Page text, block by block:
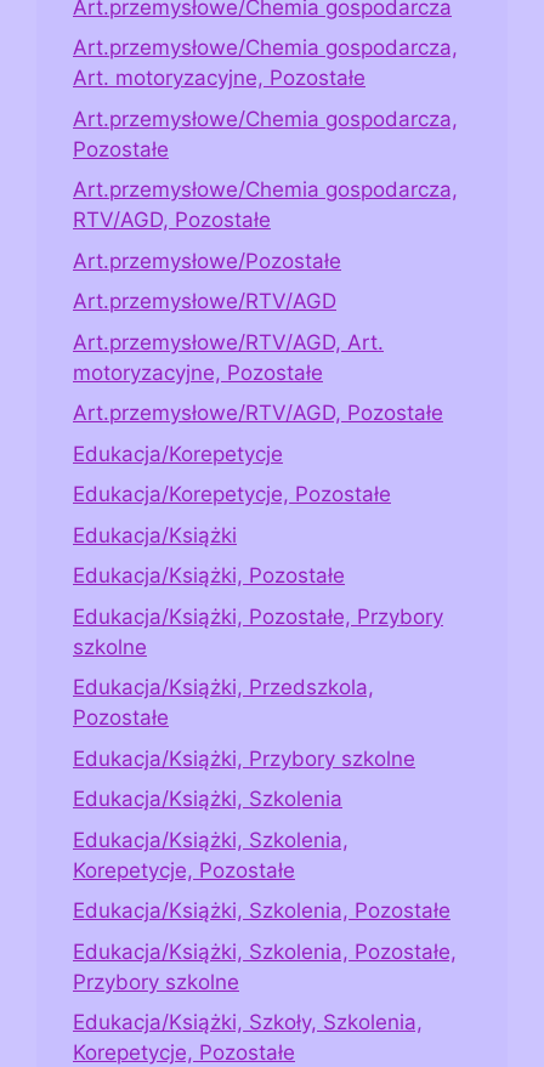
Art.przemysłowe/Chemia gospodarcza
Art.przemysłowe/Chemia gospodarcza,
Art. motoryzacyjne, Pozostałe
Art.przemysłowe/Chemia gospodarcza,
Pozostałe
Art.przemysłowe/Chemia gospodarcza,
RTV/AGD, Pozostałe
Art.przemysłowe/Pozostałe
Art.przemysłowe/RTV/AGD
Art.przemysłowe/RTV/AGD, Art.
motoryzacyjne, Pozostałe
Art.przemysłowe/RTV/AGD, Pozostałe
Edukacja/Korepetycje
Edukacja/Korepetycje, Pozostałe
Edukacja/Książki
Edukacja/Książki, Pozostałe
Edukacja/Książki, Pozostałe, Przybory
szkolne
Edukacja/Książki, Przedszkola,
Pozostałe
Edukacja/Książki, Przybory szkolne
Edukacja/Książki, Szkolenia
Edukacja/Książki, Szkolenia,
Korepetycje, Pozostałe
Edukacja/Książki, Szkolenia, Pozostałe
Edukacja/Książki, Szkolenia, Pozostałe,
Przybory szkolne
Edukacja/Książki, Szkoły, Szkolenia,
Korepetycje, Pozostałe